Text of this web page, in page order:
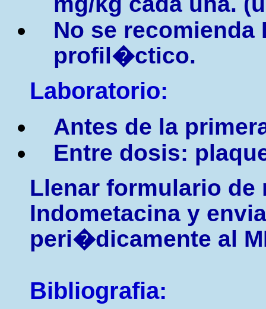
No se
profil�ctico.
Laboratorio:
Antes de la
Entre dosis:
Llenar formulario de
Indometacina y
peri�dicamente al
Bibliografia: